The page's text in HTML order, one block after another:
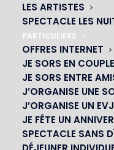
LES ARTISTES
SPECTACLE LES
PARTICULIERS
OFFRES INTERNET
JE SORS EN COUPLE
JE SORS ENTRE
J’ORGANISE UNE
J’ORGANISE UN
JE FÊTE UN
SPECTACLE SANS